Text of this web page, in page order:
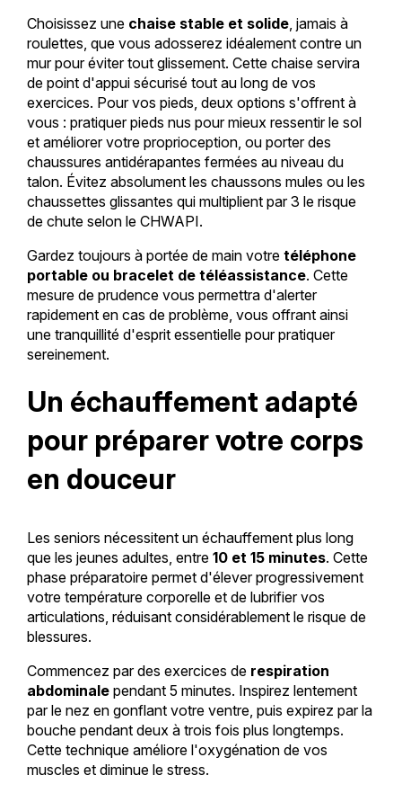
Choisissez une chaise stable et solide, jamais à
roulettes, que vous adosserez idéalement contre un
mur pour éviter tout glissement. Cette chaise servira
de point d'appui sécurisé tout au long de vos
exercices. Pour vos pieds, deux options s'offrent à
vous : pratiquer pieds nus pour mieux ressentir le sol
et améliorer votre proprioception, ou porter des
chaussures antidérapantes fermées au niveau du
talon. Évitez absolument les chaussons mules ou les
chaussettes glissantes qui multiplient par 3 le risque
de chute selon le CHWAPI.
Gardez toujours à portée de main votre téléphone
portable ou bracelet de téléassistance. Cette
mesure de prudence vous permettra d'alerter
rapidement en cas de problème, vous offrant ainsi
une tranquillité d'esprit essentielle pour pratiquer
sereinement.
Un échauffement adapté
pour préparer votre corps
en douceur
Les seniors nécessitent un échauffement plus long
que les jeunes adultes, entre 10 et 15 minutes. Cette
phase préparatoire permet d'élever progressivement
votre température corporelle et de lubrifier vos
articulations, réduisant considérablement le risque de
blessures.
Commencez par des exercices de respiration
abdominalependant 5 minutes. Inspirez lentement
par le nez en gonflant votre ventre, puis expirez par la
bouche pendant deux à trois fois plus longtemps.
Cette technique améliore l'oxygénation de vos
muscles et diminue le stress.